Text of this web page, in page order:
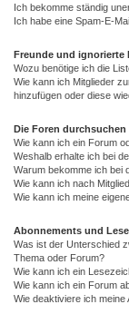
Ich bekomme ständig
Ich habe eine Spam-E-
Freunde und ignorierte
Wozu benötige ich die
Wie kann ich Mitglieder
hinzufügen oder diese
Die Foren durchsuchen
Wie kann ich ein Forum
Weshalb erhalte ich bei
Warum bekomme ich bei
Wie kann ich nach
Wie kann ich meine
Abonnements und
Was ist der Unterschied
Thema oder Forum?
Wie kann ich ein
Wie kann ich ein Forum
Wie deaktiviere ich meine